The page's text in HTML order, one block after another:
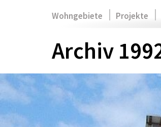
Inhalt
Wohngebiete Projekte
Archiv